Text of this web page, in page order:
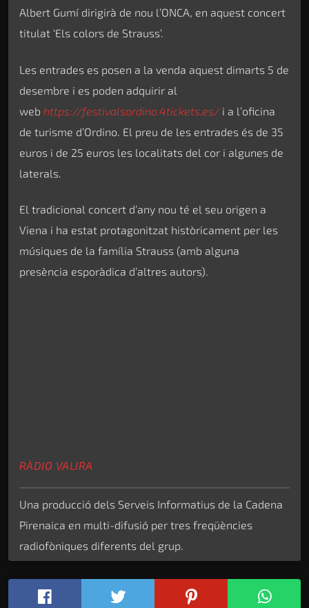
Albert Gumí dirigirà de nou l’ONCA, en aquest concert
titulat ‘Els colors de Strauss’.
Les entrades es posen a la venda aquest dimarts 5 de
desembre i es poden adquirir al
web https://festivalsordino.4tickets.es/i a l’oficina
de turisme d’Ordino. El preu de les entrades és de 35
euros i de 25 euros les localitats del cor i algunes de
laterals.
El tradicional concert d’any nou té el seu origen a
Viena i ha estat protagonitzat històricament per les
músiques de la família Strauss (amb alguna
presència esporàdica d’altres autors).
RÀDIO VALIRA
Una producció dels Serveis Informatius de la Cadena
Pirenaica en multi-difusió per tres freqüències
radiofòniques diferents del grup.